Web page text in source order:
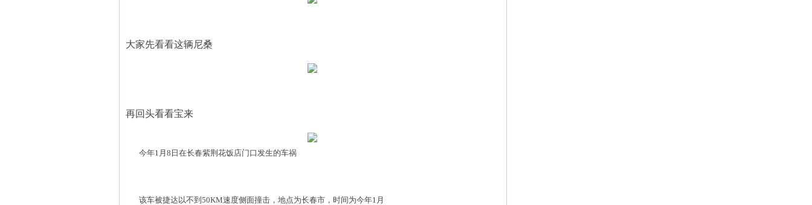
大家先看看这辆尼桑
再回头看看宝来
今年1月8日在长春紫荆花饭店门口发生的车祸
该车被捷达以不到50KM速度侧面撞击，地点为长春市，时间为今年1月